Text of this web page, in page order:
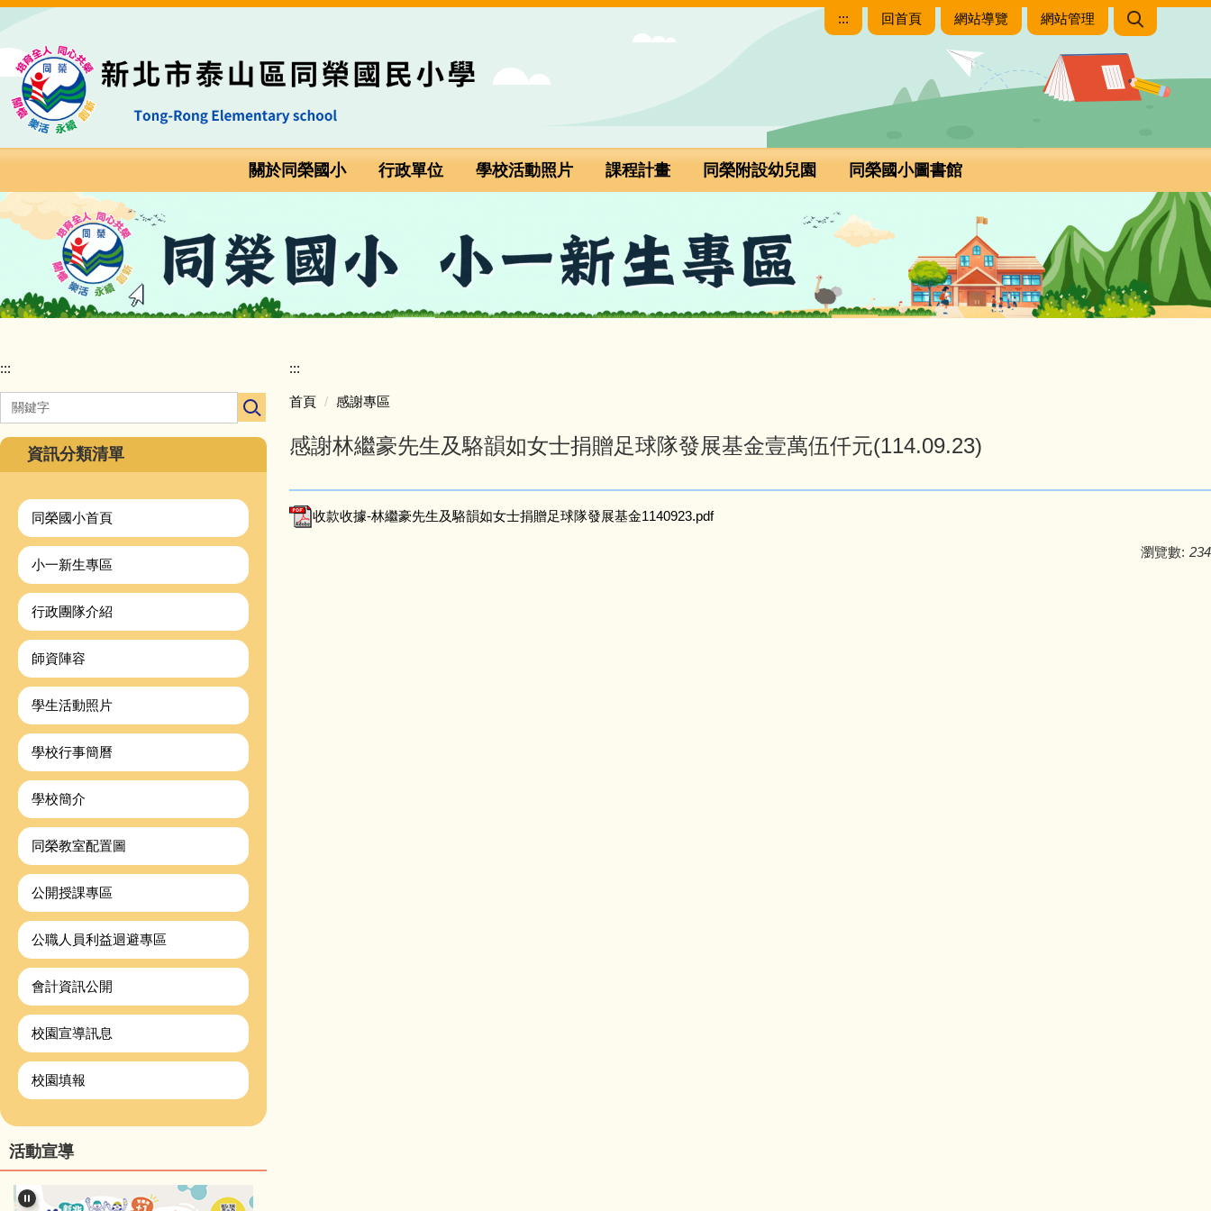
主
要
容
::: 回首頁 網站導覽 網站管理
關於同榮國小 行政單位 學校活動照片 課程計畫 同榮附設幼兒園 同榮國小圖書館
:::
資訊分類清單
同榮國小首頁
小一新生專區
行政團隊介紹
師資陣容
學生活動照片
學校行事簡曆
學校簡介
同榮教室配置圖
公開授課專區
公職人員利益迴避專區
會計資訊公開
校園宣導訊息
校園填報
活動宣導
:::
首頁 感謝專區
感謝林繼豪先生及駱韻如女士捐贈足球隊發展基金壹萬伍仟元(114.09.23)
收款收據-林繼豪先生及駱韻如女士捐贈足球隊發展基金1140923.pdf
瀏覽數: 234